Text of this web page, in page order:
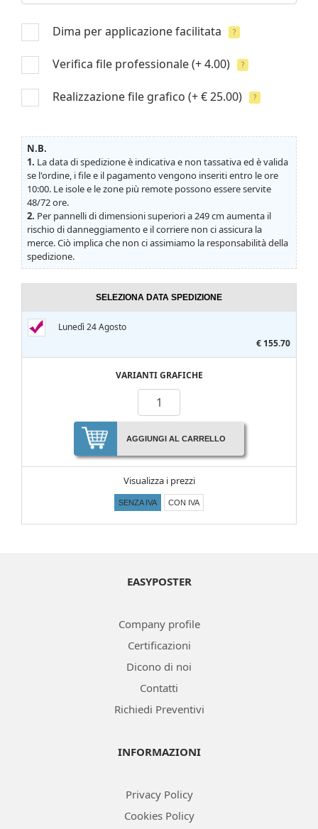
Dima per applicazione facilitata ?
Verifica file professionale(+ 4.00) ?
Realizzazione file grafico (+ € 25.00) ?
N.B.
1. La data di spedizione è indicativa e non tassativa ed è valida
se l'ordine, i file e il pagamento vengono inseriti entro le ore
10:00. Le isole e le zone più remote possono essere servite
48/72 ore.
2. Per pannelli di dimensioni superiori a 249 cm aumenta il
rischio di danneggiamento e il corriere non ci assicura la
merce. Ciò implica che non ci assimiamo la responsabilità della
spedizione.
SELEZIONA DATA SPEDIZIONE
Lunedì 24 Agosto
€ 155.70
VARIANTI GRAFICHE
AGGIUNGI AL CARRELLO
Visualizza i prezzi
SENZA IVA CON IVA
EASYPOSTER
Company profile
Certificazioni
Dicono di noi
Contatti
Richiedi Preventivi
INFORMAZIONI
Privacy Policy
Cookies Policy